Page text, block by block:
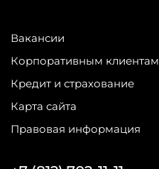
Вакансии
Корпоративным клиентам
Кредит и страхование
Карта сайта
Правовая информация